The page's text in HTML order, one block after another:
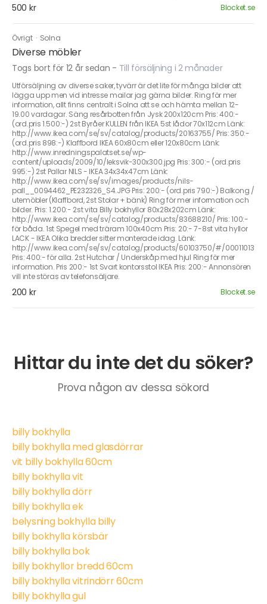
500 kr Blocket.se
Övrigt · Solna
Diverse möbler
Togs bort för 12 år sedan - Till försäljning i 2 månader
Utförsäljning av diverse saker, tyvärr är det lite för många bilder att
lägga upp men vid intresse mailar jag gärna bilder. Ring för mer
information, allt finns centralt i Solna att se och hämta mellan 12-
19.00 vardagar. Säng resårbotten från Jysk 200x120cm Pris: 400:-
(ord.pris 1.500:-) 2st Byråer KULLEN från IKEA 5st lådor 70x112cm Länk:
http://www.ikea.com/se/sv/catalog/products/20163755/ Pris: 350:-
(ord.pris 898:-) Klaffbord IKEA 60x80cm eller 120x80cm Länk:
http://www.inredningspalatset.se/wp-
content/uploads/2009/10/leksvik-300x300.jpg Pris: 300:- (ord.pris
995:-) 2st Pallar NILS - IKEA 34x34x47cm Länk:
http://www.ikea.com/se/sv/images/products/nils-
pall__0094462_PE232326_S4.JPG Pris: 200:- (ord.pris 790:-) Balkong /
utemöbler (Klaffbord, 2st Stolar + bänk) Ring för mer information och
bilder. Pris: 1.200:- 2st vita Billy bokhyllor 80x28x202cm Länk:
http://www.ikea.com/se/sv/catalog/products/83688210/ Pris: 100:-
för båda. 1st Spegel med träram 100x40cm Pris: 20:- 7-8st vita hyllor
LACK - IKEA Olika bredder sitter monterade idag. Länk:
http://www.ikea.com/se/sv/catalog/products/60103750/#/00011013
Pris: 400:- för alla. 2st Hutchar / Underskåp med hjul Ring för mer
information. Pris 200:- 1st Svart kontorsstol IKEA Pris: 200:- Annonsören
vill inte störas av telefonsäljare.
200 kr Blocket.se
Hittar du inte det du söker?
Prova någon av dessa sökord
billy bokhylla
billy bokhylla med glasdörrar
vit billy bokhylla 60cm
billy bokhylla vit
billy bokhylla dörr
billy bokhylla ek
belysning bokhylla billy
billy bokhylla körsbär
billy bokhylla bok
billy bokhyllor bredd 60cm
billy bokhylla vitrindörr 60cm
billy bokhylla gul